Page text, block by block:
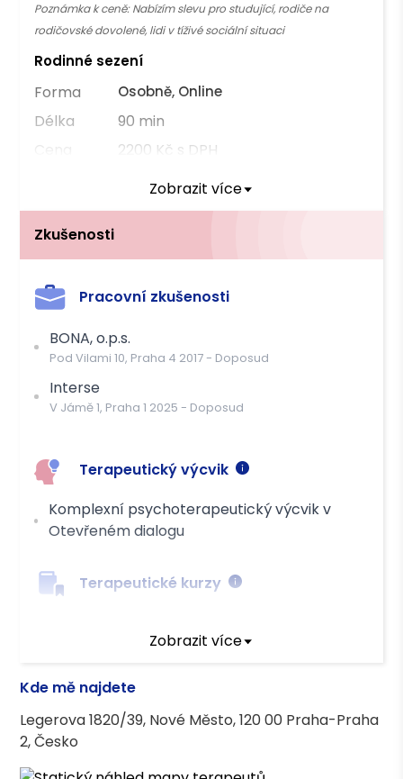
Poznámka k ceně:Nabízím slevu pro studující, rodiče na
rodičovské dovolené, lidi v tíživé sociální situaci
Rodinné sezení
Forma Osobně, Online
Délka
90 min
2200 Kč s DPH
V terapeutickém páru (cena za oba
Individuální sezení, Sezení dospívajících
Forma Online
Délka
50 min
Můžete čerpat příspěvek těchto pojišťoven
OZP
Platba
Převodem
Zobrazit více
Zkušenosti
Pracovní zkušenosti
BONA, o.p.s.
Pod Vilami 10, Praha 4 2017- Doposud
Interse
V Jámě 1, Praha 1 2025 - Doposud
Terapeutický výcvik
Komplexní psychoterapeutický výcvik v
Otevřeném dialogu
Terapeutické kurzy
Roční výcvik ve facilitaci Otevřeného dialogu,
Zahrada 2000, z.s.
Zobrazit více
Kde mě najdete
Legerova 1820/39, Nové Město, 120 00 Praha-Praha
2, Česko